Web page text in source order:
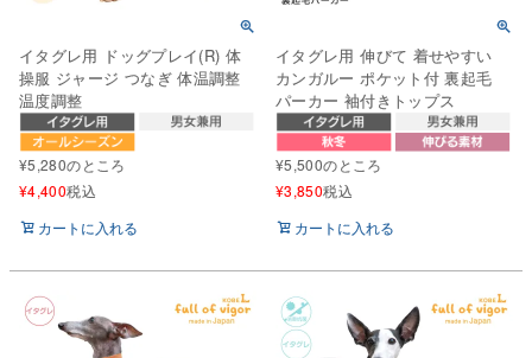
イタグレ用 ドッグプレイ(R) 体
操服 ジャージ つなぎ 体温調整
温度調整
¥5,280のところ
¥4,400税込
カートに入れる
イタグレ用 伸びて 着せやすい
カンガルー ポケット付 裏起毛
パーカー 袖付きトップス
¥5,500のところ
¥3,850税込
カートに入れる